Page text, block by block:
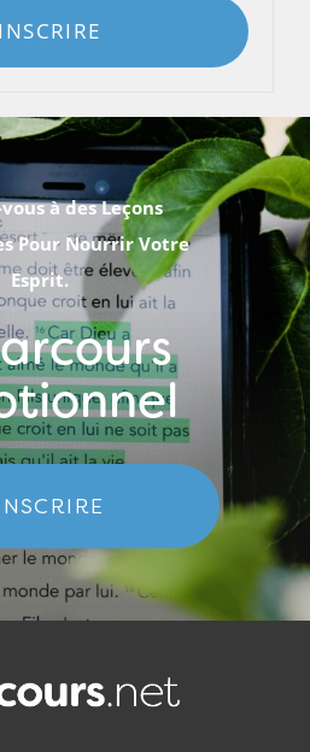
à des Leçons
Pour Nourrir Votre
Esprit.